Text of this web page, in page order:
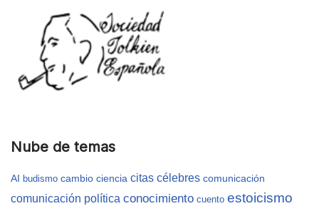
Nube de temas
AI budismo cambio ciencia citas célebres comunicación
comunicación política conocimiento cuento estoicismo